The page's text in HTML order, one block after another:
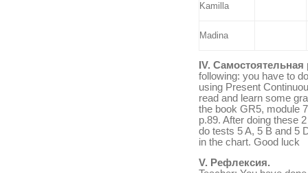
Kamilla
Madina
IV. Самостоятельная
following: you have to
using Present
read and learn some
the book GR5, module
p.89. After doing these
do tests 5 A, 5 B and 5
in the chart. Good luck
V. Рефлексия.